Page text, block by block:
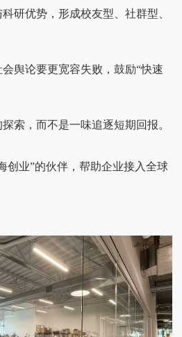
研优势，形成校友型、社群型、
舆论要更宽容失败，鼓励“快速
探索，而不是一味追逐短期回报。
创业”的伙伴，帮助企业接入全球